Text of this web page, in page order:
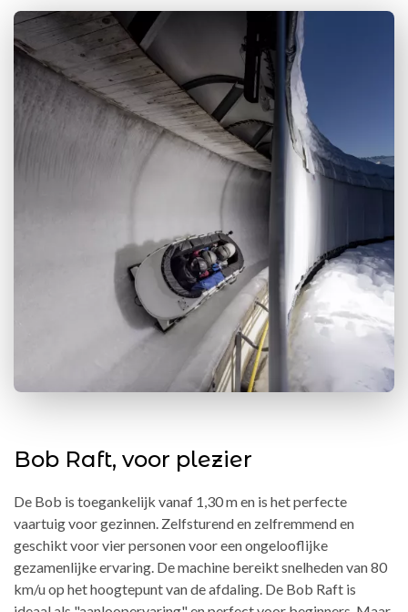
Bob Raft, voor plezier
De Bob is toegankelijk vanaf 1,30 m en is het perfecte
vaartuig voor gezinnen. Zelfsturend en zelfremmend en
geschikt voor vier personen voor een ongelooflijke
gezamenlijke ervaring. De machine bereikt snelheden van 80
km/u op het hoogtepunt van de afdaling. De Bob Raft is